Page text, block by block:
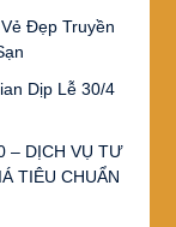
Đẹp Truyền
Dịp Lễ 30/4
– DỊCH VỤ TƯ
TIÊU CHUẨN